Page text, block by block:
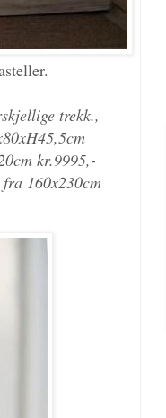
trekk.,
kr.9995,-
160x230cm